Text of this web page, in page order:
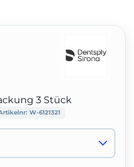
3 Stück
W-6121321